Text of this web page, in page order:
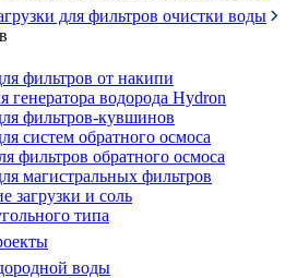
для фильтров очистки воды
фильтров от накипи
генератора водорода Hydron
фильтров-кувшинов
систем обратного осмоса
фильтров обратного осмоса
магистральных фильтров
загрузки и соль
типа
воды